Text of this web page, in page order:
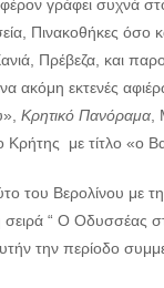
γράφει συχνά
Πινακοθήκες όσο
Πρέβεζα, και
ακόμη εκτενές
Κρητικό Πανόραμα,
με τίτλο «ο
του Βερολίνου με
“ Ο Οδυσσέας
την περίοδο